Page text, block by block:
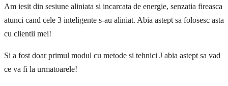
Am iesit din sesiune aliniata si incarcata de energie, senzatia fireasca
atunci cand cele 3 inteligente s-au aliniat. Abia astept sa folosesc asta
cu clientii mei!
Si a fost doar primul modul cu metode si tehnici J abia astept sa vad
ce va fi la urmatoarele!